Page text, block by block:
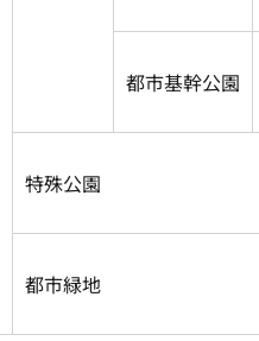
都市基幹公園
特殊公園
都市緑地